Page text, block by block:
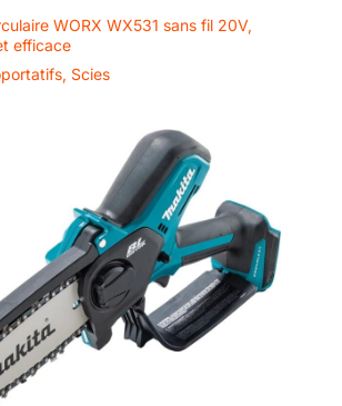
WORX WX531 sans fil 20V,
efficace
, Scies